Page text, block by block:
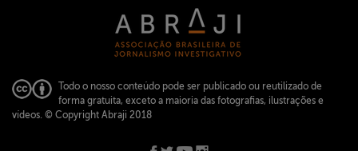
Todo o nosso conteúdo pode ser publicado ou reutilizado de
forma gratuita, exceto a maioria das fotografias, ilustrações e
vídeos. © Copyright Abraji 2018